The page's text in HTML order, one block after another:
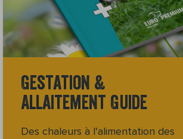
Gestation &
Allaitement Guide
Des chaleurs à l'alimentation des